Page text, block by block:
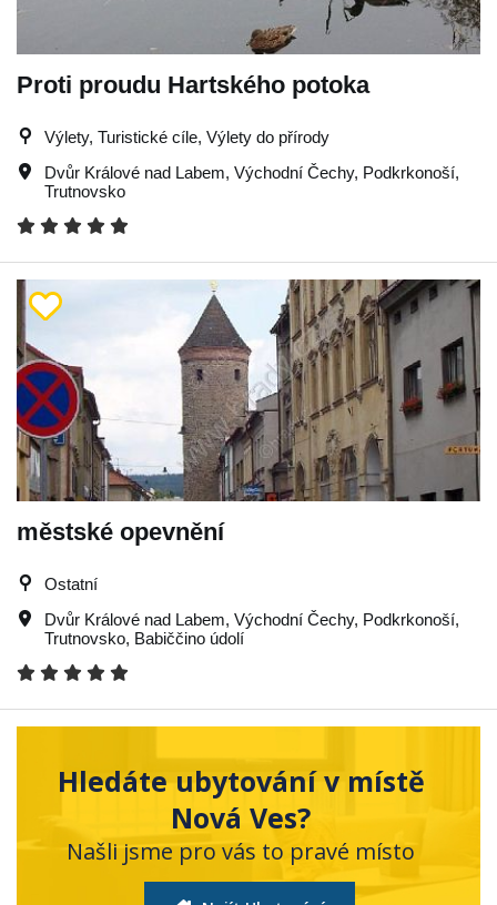
Proti proudu Hartského potoka
Výlety, Turistické cíle, Výlety do přírody
Dvůr Králové nad Labem, Východní Čechy, Podkrkonoší,
Trutnovsko
městské opevnění
Ostatní
Dvůr Králové nad Labem, Východní Čechy, Podkrkonoší,
Trutnovsko, Babiččino údolí
Hledáte ubytování v místě
Nová Ves?
Našli jsme pro vás to pravé místo